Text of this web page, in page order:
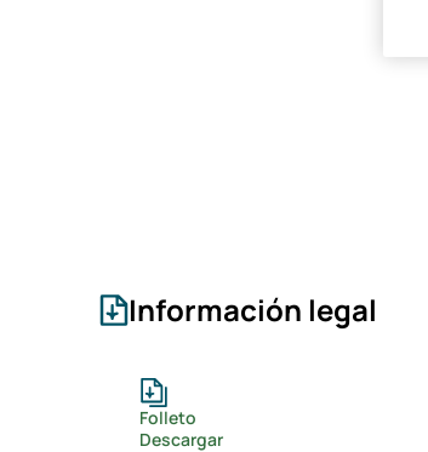
Información legal
Folleto
Descargar